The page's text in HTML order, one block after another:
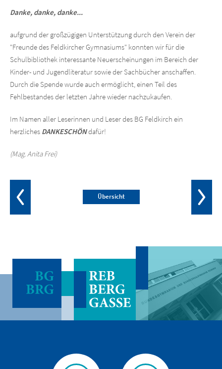
Danke, danke, danke...
aufgrund der großzügigen Unterstützung durch den Verein der
"Freunde des Feldkircher Gymnasiums" konnten wir für die
Schulbibliothek interessante Neuerscheinungen im Bereich der
Kinder- und Jugendliteratur sowie der Sachbücher anschaffen.
Durch die Spende wurde auch ermöglicht, einen Teil des
Fehlbestandes der letzten Jahre wieder nachzukaufen.
Im Namen aller Leserinnen und Leser des BG Feldkirch ein
herzliches DANKESCHÖNdafür!
(Mag. Anita Frei)
Übersicht